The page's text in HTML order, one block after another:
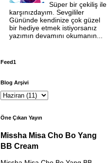
Süper bir çekiliş ile
karşınızdayım. Sevgililer
Gününde kendinize çok güzel
bir hediye etmek istiyorsanız
yazımın devamını okumanın...
Feed1
Blog Arşivi
Öne Çıkan Yayın
Missha Misa Cho Bo Yang
BB Cream